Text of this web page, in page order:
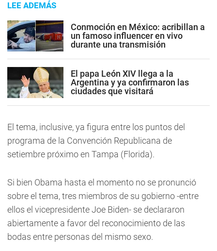
LEE ADEMÁS
Conmoción en México: acribillan a
un famoso influencer en vivo
durante una transmisión
El papa León XIV llega a la
Argentina y ya confirmaron las
ciudades que visitará
El tema, inclusive, ya figura entre los puntos del
programa de la Convención Republicana de
setiembre próximo en Tampa (Florida).
Si bien Obama hasta el momento no se pronunció
sobre el tema, tres miembros de su gobierno -entre
ellos el vicepresidente Joe Biden- se declararon
abiertamente a favor del reconocimiento de las
bodas entre personas del mismo sexo.